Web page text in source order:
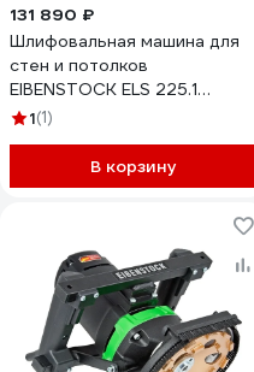
131 890 ₽
Шлифовальная машина для
стен и потолков
EIBENSTOCK ELS 225.1
0620N000
1(1)
В корзину